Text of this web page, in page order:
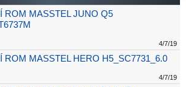
ROM MASSTEL JUNO Q5
4/7/19
ROM MASSTEL HERO H5_SC7731_6.0
4/7/19